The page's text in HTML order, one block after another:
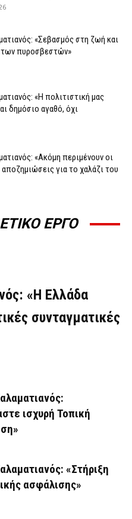
«Σεβασμός στη ζωή και
των πυροσβεστών»
«Η πολιτιστική μας
δημόσιο αγαθό, όχι
«Ακόμη περιμένουν οι
για το χαλάζι του
ΕΡΓΟ
«Η Ελλάδα
συνταγματικές
ισχυρή Τοπική
«Στήριξη
ασφάλισης»